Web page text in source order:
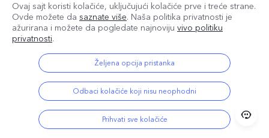
Ovaj sajt koristi kolačiće, uključujući kolačiće prve i treće strane.
Ovde možete da saznate više. Naša politika privatnosti je
ažurirana i možete da pogledate najnoviju vivo politiku
privatnosti.
Željena opcija pristanka
Odbaci kolačiće koji nisu neophodni
Prihvati sve kolačiće